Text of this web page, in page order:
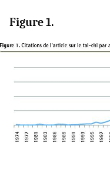
Figure 1.